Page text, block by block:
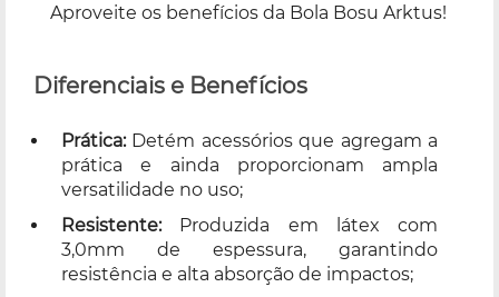
Aproveite os benefícios da Bola Bosu Arktus!
Diferenciais e Benefícios
Prática:Detém acessórios que agregam a
prática e ainda proporcionam ampla
versatilidade no uso;
Resistente:Produzida em látex com
3,0mm de espessura, garantindo
resistência e alta absorção de impactos;